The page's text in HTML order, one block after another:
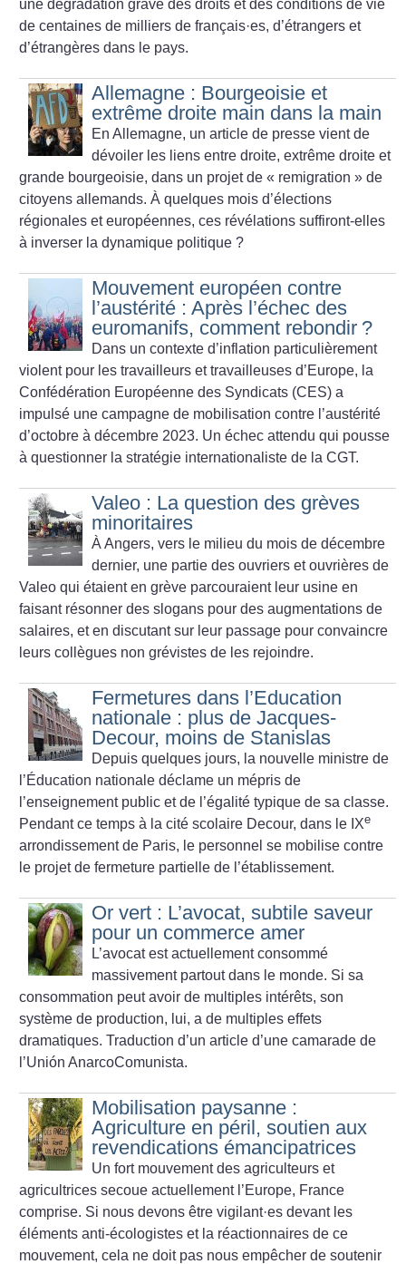
une dégradation grave des droits et des conditions de vie
de centaines de milliers de français·es, d’étrangers et
d’étrangères dans le pays.
Allemagne : Bourgeoisie et
extrême droite main dans la main
En Allemagne, un article de presse vient de
dévoiler les liens entre droite, extrême droite et
grande bourgeoisie, dans un projet de « remigration » de
citoyens allemands. À quelques mois d’élections
régionales et européennes, ces révélations suffiront-elles
à inverser la dynamique politique ?
Mouvement européen contre
l’austérité : Après l’échec des
euromanifs, comment rebondir ?
Dans un contexte d’inflation particulièrement
violent pour les travailleurs et travailleuses d’Europe, la
Confédération Européenne des Syndicats (CES) a
impulsé une campagne de mobilisation contre l’austérité
d’octobre à décembre 2023. Un échec attendu qui pousse
à questionner la stratégie internationaliste de la CGT.
Valeo : La question des grèves
minoritaires
À Angers, vers le milieu du mois de décembre
dernier, une partie des ouvriers et ouvrières de
Valeo qui étaient en grève parcouraient leur usine en
faisant résonner des slogans pour des augmentations de
salaires, et en discutant sur leur passage pour convaincre
leurs collègues non grévistes de les rejoindre.
Fermetures dans l’Education
nationale : plus de Jacques-
Decour, moins de Stanislas
Depuis quelques jours, la nouvelle ministre de
l’Éducation nationale déclame un mépris de
l’enseignement public et de l’égalité typique de sa classe.
Pendant ce temps à la cité scolaire Decour, dans le IXe
arrondissement de Paris, le personnel se mobilise contre
le projet de fermeture partielle de l’établissement.
Or vert : L’avocat, subtile saveur
pour un commerce amer
L’avocat est actuellement consommé
massivement partout dans le monde. Si sa
consommation peut avoir de multiples intérêts, son
système de production, lui, a de multiples effets
dramatiques. Traduction d’un article d’une camarade de
l’Unión AnarcoComunista.
Mobilisation paysanne :
Agriculture en péril, soutien aux
revendications émancipatrices
Un fort mouvement des agriculteurs et
agricultrices secoue actuellement l’Europe, France
comprise. Si nous devons être vigilant·es devant les
éléments anti-écologistes et la réactionnaires de ce
mouvement, cela ne doit pas nous empêcher de soutenir